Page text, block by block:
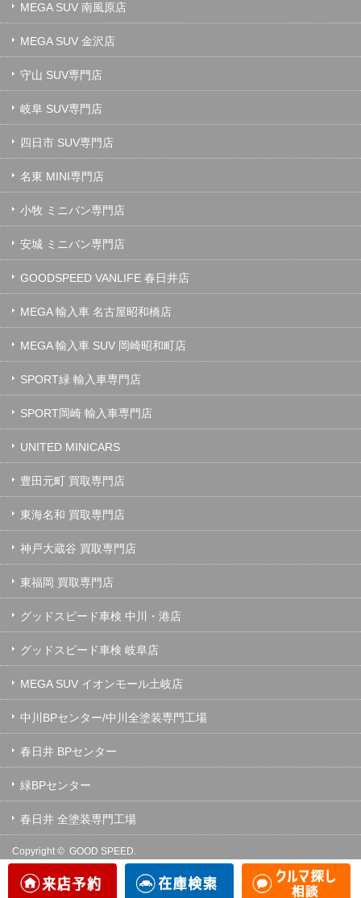
MEGA SUV 南風原店
MEGA SUV 金沢店
守山 SUV専門店
岐阜 SUV専門店
四日市 SUV専門店
名東 MINI専門店
小牧 ミニバン専門店
安城 ミニバン専門店
GOODSPEED VANLIFE 春日井店
MEGA 輸入車 名古屋昭和橋店
MEGA 輸入車 SUV 岡崎昭和町店
SPORT緑 輸入車専門店
SPORT岡崎 輸入車専門店
UNITED MINICARS
豊田元町 買取専門店
東海名和 買取専門店
神戸大蔵谷 買取専門店
東福岡 買取専門店
グッドスピード車検 中川・港店
グッドスピード車検 岐阜店
MEGA SUV イオンモール土岐店
中川BPセンター/中川全塗装専門工場
春日井 BPセンター
緑BPセンター
春日井 全塗装専門工場
Copyright © GOOD SPEED.